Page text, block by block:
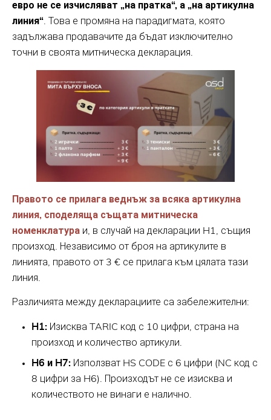
евро не се изчисляват „на пратка“, а „на артикулна
линия“. Това е промяна на парадигмата, която
задължава продавачите да бъдат изключително
точни в своята митническа декларация.
Правото се прилага веднъж за всяка артикулна
линия, споделяща същата митническа
номенклатура и, в случай на декларации H1, същия
произход. Независимо от броя на артикулите в
линията, правото от 3 € се прилага към цялата тази
линия.
Различията между декларациите са забележителни:
H1: Изисква TARIC код с 10 цифри, страна на
произход и количество артикули.
H6 и H7: Използват HS CODE с 6 цифри (NC код с
8 цифри за H6). Произходът не се изисква и
количеството не винаги е налично.